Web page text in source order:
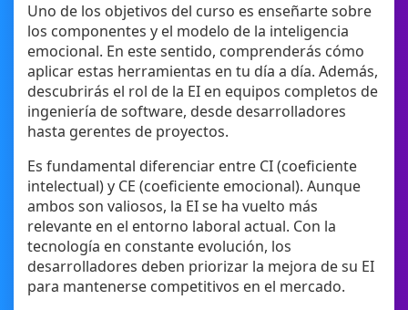
Uno de los objetivos del curso es enseñarte sobre
los componentes y el modelo de la inteligencia
emocional. En este sentido, comprenderás cómo
aplicar estas herramientas en tu día a día. Además,
descubrirás el rol de la EI en equipos completos de
ingeniería de software, desde desarrolladores
hasta gerentes de proyectos.
Es fundamental diferenciar entre CI (coeficiente
intelectual) y CE (coeficiente emocional). Aunque
ambos son valiosos, la EI se ha vuelto más
relevante en el entorno laboral actual. Con la
tecnología en constante evolución, los
desarrolladores deben priorizar la mejora de su EI
para mantenerse competitivos en el mercado.